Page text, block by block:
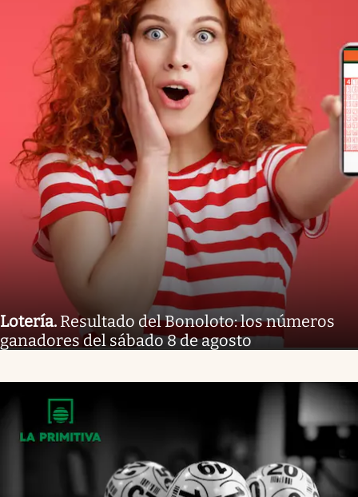
Lotería. Resultado del Bonoloto: los números
ganadores del sábado 8 de agosto